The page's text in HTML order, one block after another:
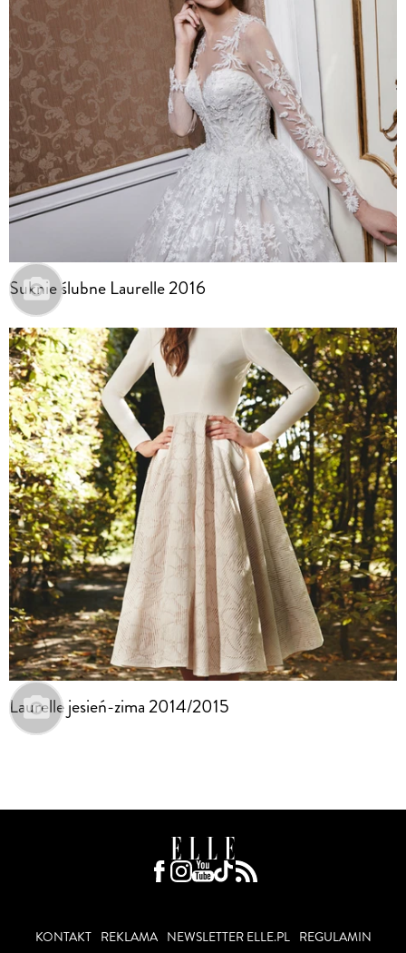
Suknie ślubne Laurelle 2016
Laurelle jesień-zima 2014/2015
KONTAKT REKLAMA NEWSLETTER ELLE.PL
REGULAMIN